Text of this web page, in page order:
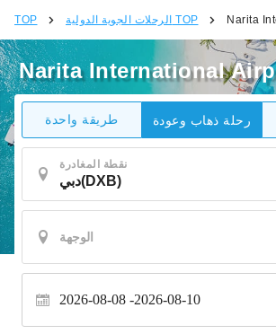
TOP الرحلات الجوية الدولية TOP Narita
Narita International
طريقة واحدة رحلة ذهاب وعودة
نقطة المغادرة
2026-08-08 2026-08-10